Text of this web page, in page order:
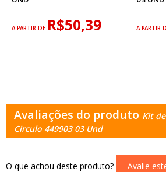
A PARTIR DE R$50,39 A PARTIR
Avaliações do produto Kit
Circulo 449903 03 Und
O que achou deste produto? Avalie